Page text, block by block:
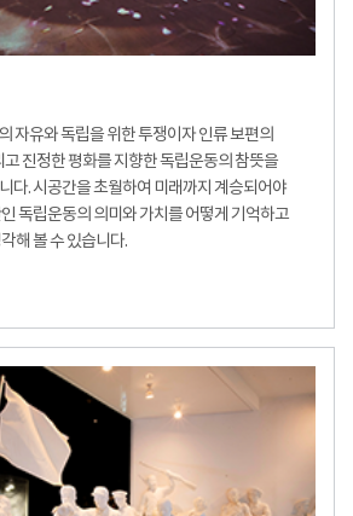
자유와 독립을 위한 투쟁이자 인류 보편의
진정한 평화를 지향한 독립운동의 참뜻을
다. 시공간을 초월하여 미래까지 계승되어야
독립운동의 의미와 가치를 어떻게 기억하고
해 볼 수 있습니다.